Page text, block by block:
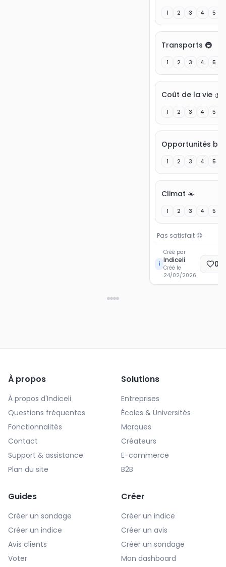
1 2 3 4 5
Transports 🚇
1 2 3 4 5
Coût de la vie 💰
1 2 3 4 5
1 2 3 4 5
Climat ☀️
1 2 3 4 5
Pas satisfait 😞
i
Créé par
Indiceli
Créé le
24/02/2026
0
À propos
À propos d'Indiceli
Questions fréquentes
Fonctionnalités
Contact
Support & assistance
Plan du site
Solutions
Entreprises
Écoles & Universités
Marques
Créateurs
E-commerce
B2B
Guides
Créer un sondage
Créer un indice
Avis clients
Voter
Créer
Créer un indice
Créer un avis
Créer un sondage
Mon dashboard